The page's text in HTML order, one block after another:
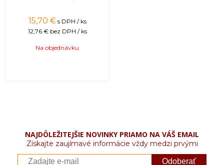
15,70 € s DPH / ks
12,76 € bez DPH / ks
Na objednávku
NAJDÔLEŽITEJŠIE NOVINKY PRIAMO NA VÁŠ EMAIL
Získajte zaujímavé informácie vždy medzi prvými
Odoberať